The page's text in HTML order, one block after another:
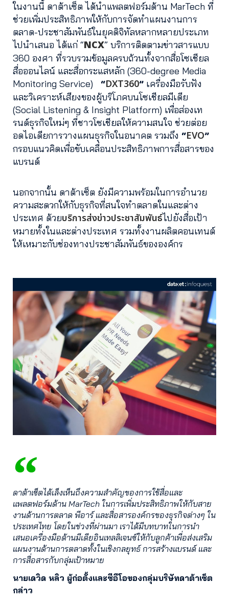
ในงานนี้ ดาต้าเซ็ต ได้นำแพลตฟอร์มด้าน MarTech ที่
ช่วยเพิ่มประสิทธิภาพให้กับการจัดทำแผนงานการ
ตลาด-ประชาสัมพันธ์ในยุคดิจิทัลหลากหลายประเภท
ไปนำเสนอ ได้แก่ “NCX” บริการติดตามข่าวสารแบบ
360 องศา ที่รวบรวมข้อมูลครบถ้วนทั้งจากสื่อโซเชียล
สื่อออนไลน์ และสื่อกระแสหลัก (360-degree Media
Monitoring Service) “DXT360” เครื่องมือรับฟัง
และวิเคราะห์เสียงของผู้บริโภคบนโซเชียลมีเดีย
(Social Listening & Insight Platform) เพื่อส่องเท
รนด์ธุรกิจใหม่ๆ ที่ชาวโซเชียลให้ความสนใจ ช่วยต่อย
อดไอเดียการวางแผนธุรกิจในอนาคต รวมถึง “EVO”
กรอบแนวคิดเพื่อขับเคลื่อนประสิทธิภาพการสื่อสารของ
แบรนด์
นอกจากนั้น ดาต้าเซ็ต ยังมีความพร้อมในการอำนวย
ความสะดวกให้กับธุรกิจที่สนใจทำตลาดในและต่าง
ประเทศ ด้วยบริการส่งข่าวประชาสัมพันธ์ไปยังสื่อเป้า
หมายทั้งในและต่างประเทศ รวมทั้งงานผลิตคอนเทนต์
ให้เหมาะกับช่องทางประชาสัมพันธ์ขององค์กร
ดาต้าเซ็ตได้เล็งเห็นถึงความสำคัญของการใช้สื่อและ
แพลตฟอร์มด้าน MarTech ในการเพิ่มประสิทธิภาพให้กับสาย
งานด้านการตลาด พีอาร์ และสื่อสารองค์กรของธุรกิจต่างๆ ใน
ประเทศไทย โดยในช่วงที่ผ่านมา เราได้มีบทบาทในการนำ
เสนอเครื่องมือด้านมีเดียอินเทลลิเจนซ์ให้กับลูกค้าเพื่อส่งเสริม
แผนงานด้านการตลาดทั้งในเชิงกลยุทธ์ การสร้างแบรนด์ และ
การสื่อสารกับกลุ่มเป้าหมาย
นายเดวิด หลิว ผู้ก่อตั้งและซีอีโอของกลุ่มบริษัทดาต้าเซ็ต
กล่าว